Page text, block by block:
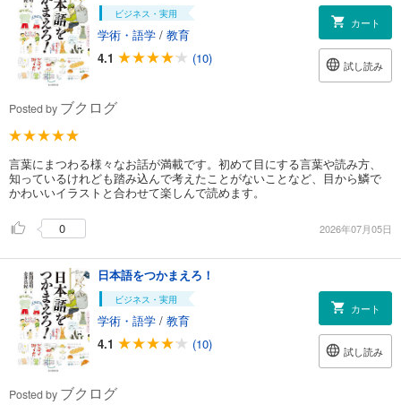
ビジネス・実用
学術・語学 / 教育
4.1
(10)
カート
試し読み
Posted by ブクログ
言葉にまつわる様々なお話が満載です。初めて目にする言葉や読み方、
知っているけれども踏み込んで考えたことがないことなど、目から鱗で
かわいいイラストと合わせて楽しんで読めます。
0 2026年07月05日
日本語をつかまえろ！
ビジネス・実用
学術・語学 / 教育
4.1
(10)
カート
試し読み
Posted by ブクログ